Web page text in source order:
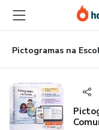
para
conteúdo
principal
para
pagamento
para
rodapé